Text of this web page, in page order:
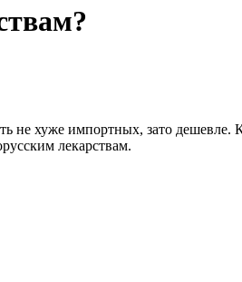
не хуже импортных, зато дешевле.
лекарствам.